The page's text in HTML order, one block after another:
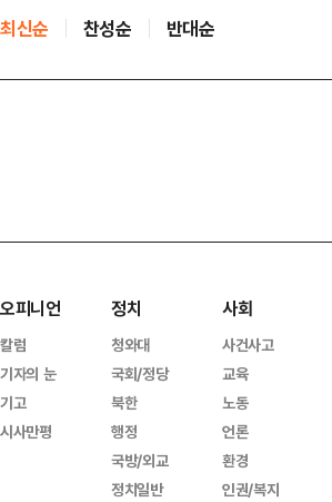
최신순 찬성순 반대순
오피니언
칼럼
기자의 눈
기고
시사만평
정치
청와대
국회/정당
북한
행정
국방/외교
정치일반
사회
사건사고
교육
노동
언론
환경
인권/복지